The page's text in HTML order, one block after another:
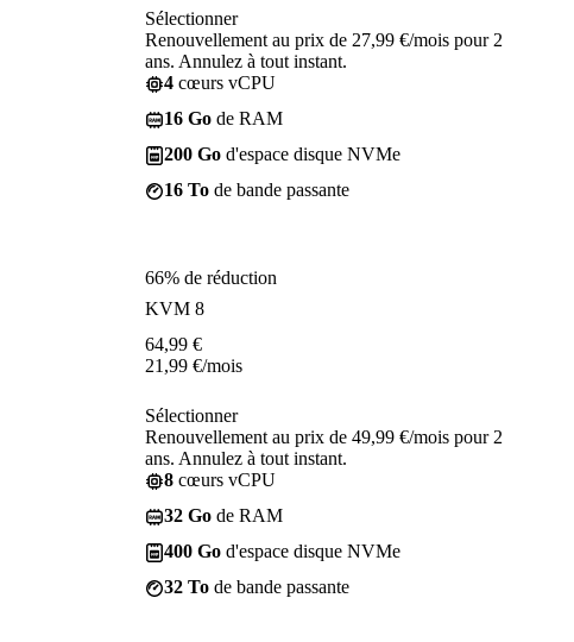
Sélectionner
Renouvellement au prix de 27,99 €/mois pour 2
ans. Annulez à tout instant.
4 cœurs vCPU
16 Go de RAM
200 Go d'espace disque NVMe
16 To de bande passante
66% de réduction
KVM 8
64,99 €
21,99 €/mois
Sélectionner
Renouvellement au prix de 49,99 €/mois pour 2
ans. Annulez à tout instant.
8 cœurs vCPU
32 Go de RAM
400 Go d'espace disque NVMe
32 To de bande passante